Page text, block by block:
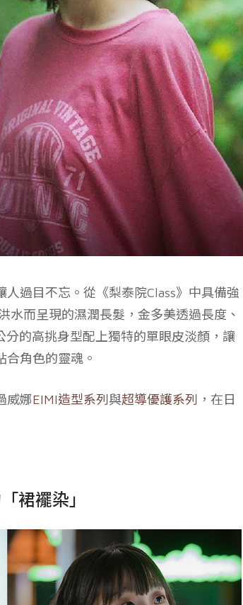
過目不忘。從《梨泰院Class》中具備強
水而呈現的濕潤長髮，金多美透過長度、
的高挑身型配上獨特的單眼皮淡顏，讓
角色的靈魂。
威娜EIMI造型系列與超導優護系列 ，在日
裙襬染」